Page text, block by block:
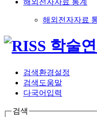
해외전자자료 통계
해외전자자료
검색환경설정
검색도움말
다국어입력
검색